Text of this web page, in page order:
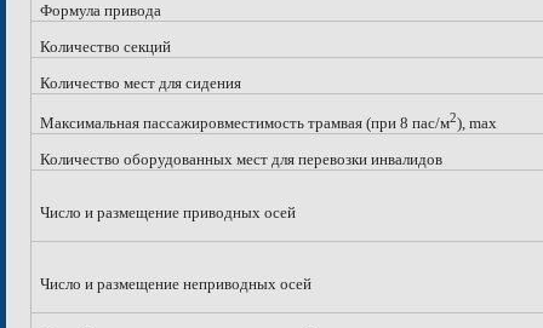
Формула привода
Количество секций
Количество мест для сидения
Максимальная пассажировместимость трамвая (при 8 пас/м2), max
Количество оборудованных мест для перевозки инвалидов
Число и размещение приводных осей
Число и размещение неприводных осей